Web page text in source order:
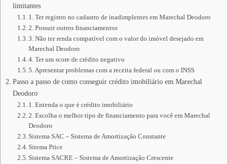
limitantes
1. Ter registro no cadastro de inadimplentes em Marechal Deodoro
2. Possuir outros financiamentos
3. Não ter renda compatível com o valor do imóvel desejado em
Marechal Deodoro
4. Ter um score de crédito negativo
5. Apresentar problemas com a receita federal ou com o INSS
Passo a passo de como conseguir crédito imobiliário em Marechal
Deodoro
1. Entenda o que é crédito imobiliário
2. Escolha o melhor tipo de financiamento para você em Marechal
Deodoro
Sistema SAC – Sistema de Amortização Constante
Sitema Price
Sistema SACRE – Sistema de Amortização Crescente